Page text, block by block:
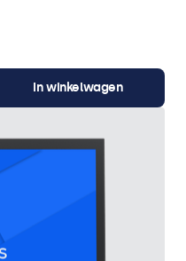
In winkelwagen